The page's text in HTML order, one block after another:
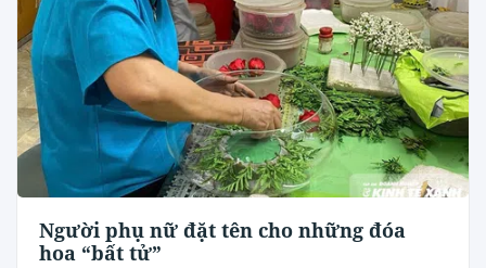
Người phụ nữ đặt tên cho những đóa
hoa “bất tử”